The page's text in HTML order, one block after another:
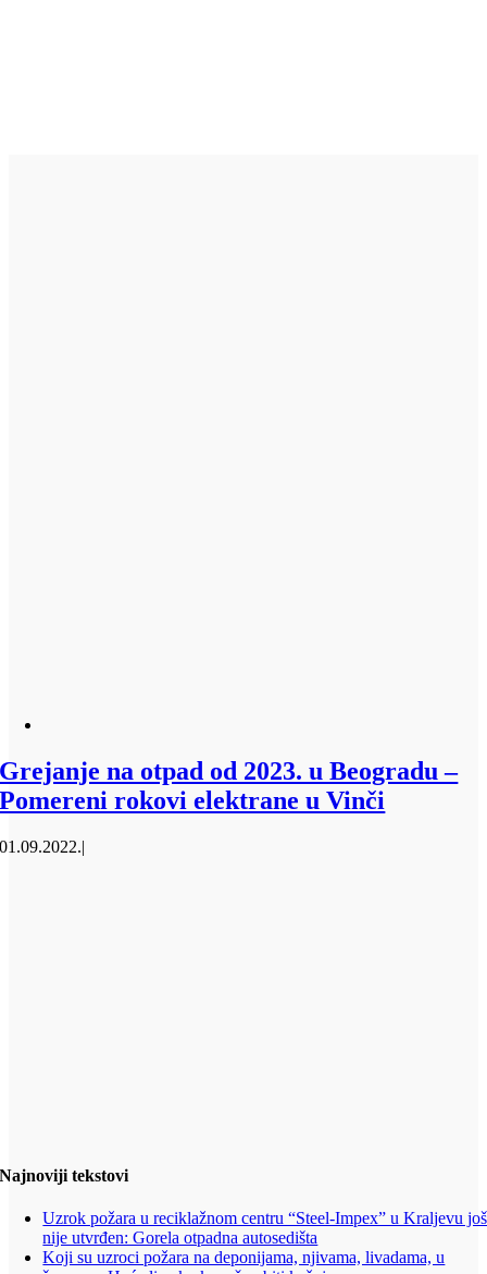
Grejanje na otpad od 2023. u Beogradu –
Pomereni rokovi elektrane u Vinči
01.09.2022.|
Najnoviji tekstovi
Uzrok požara u reciklažnom centru “Steel-Impex” u Kraljevu još
nije utvrđen: Gorela otpadna autosedišta
Koji su uzroci požara na deponijama, njivama, livadama, u